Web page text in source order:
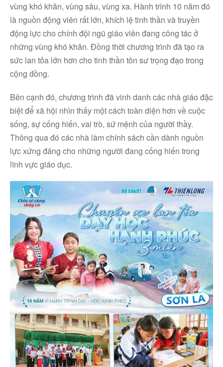
vùng khó khăn, vùng sâu, vùng xa. Hành trình 10 năm đó
là nguồn động viên rất lớn, khích lệ tinh thần và truyền
động lực cho chính đội ngũ giáo viên đang công tác ở
những vùng khó khăn. Đồng thời chương trình đã tạo ra
sức lan tỏa lớn hơn cho tinh thần tôn sư trọng đạo trong
cộng đồng.
Bên cạnh đó, chương trình đã vinh danh các nhà giáo đặc
biệt để xã hội nhìn thấy một cách toàn diện hơn về cuộc
sống, sự cống hiến, vai trò, sứ mệnh của người thầy.
Thông qua đó các nhà làm chính sách cần dành nguồn
lực xứng đáng cho những người đang cống hiến trong
lĩnh vực giáo dục.